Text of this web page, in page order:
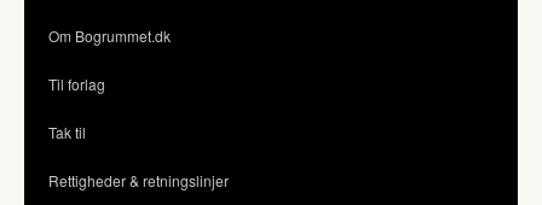
Om Bogrummet.dk
Til forlag
Tak til
Rettigheder & retningslinjer